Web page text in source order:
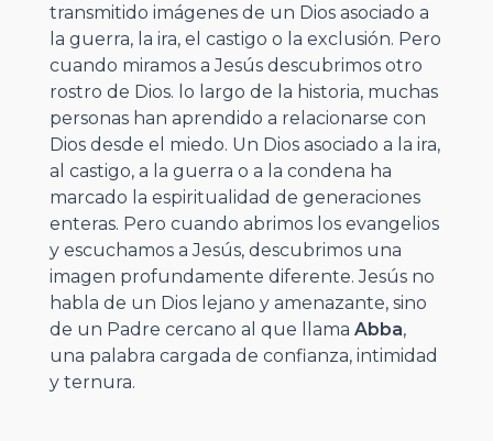
transmitido imágenes de un Dios asociado a
la guerra, la ira, el castigo o la exclusión. Pero
cuando miramos a Jesús descubrimos otro
rostro de Dios. lo largo de la historia, muchas
personas han aprendido a relacionarse con
Dios desde el miedo. Un Dios asociado a la ira,
al castigo, a la guerra o a la condena ha
marcado la espiritualidad de generaciones
enteras. Pero cuando abrimos los evangelios
y escuchamos a Jesús, descubrimos una
imagen profundamente diferente. Jesús no
habla de un Dios lejano y amenazante, sino
de un Padre cercano al que llama Abba,
una palabra cargada de confianza, intimidad
y ternura.